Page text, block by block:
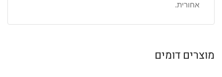
אחורית.
מוצרים דומים